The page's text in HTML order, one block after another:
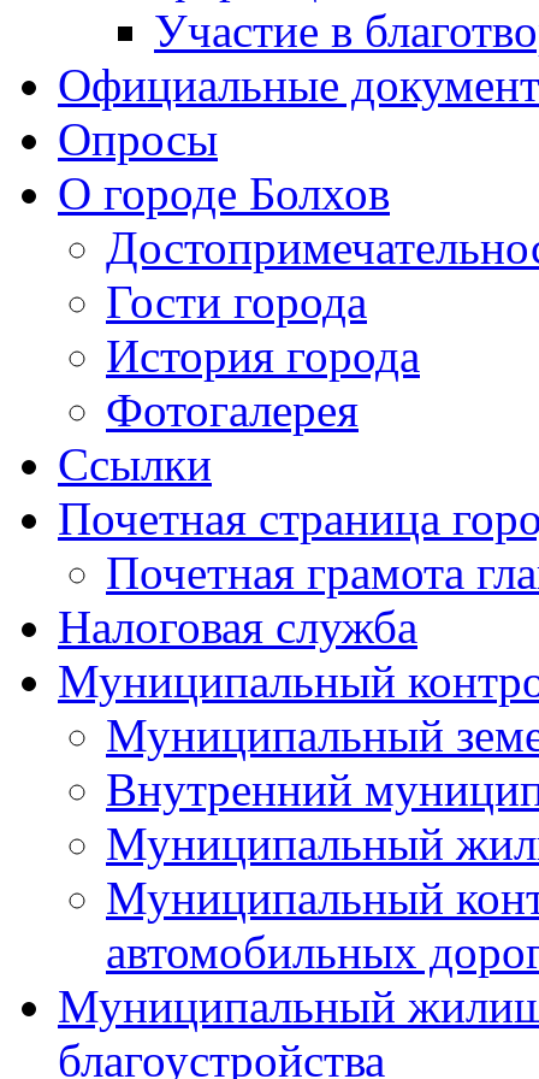
Участие в
Официальные
Опросы
О городе Болхов
Гости города
История города
Фотогалерея
Ссылки
Почетная страница
Почетная грамота
Налоговая служба
Муниципальный
Муниципальный
Внутренний
Муниципальный
Муниципальный
автомобильных
Муниципальный
благоустройства